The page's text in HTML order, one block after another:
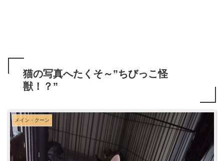
猫の写真へたくそ～”ちびっこ怪
獣！？”
メイン・クーン